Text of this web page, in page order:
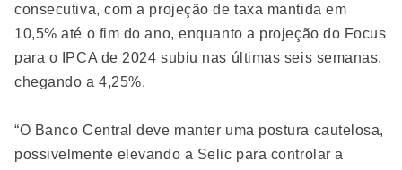
consecutiva, com a projeção de taxa mantida em
10,5% até o fim do ano, enquanto a projeção do Focus
para o IPCA de 2024 subiu nas últimas seis semanas,
chegando a 4,25%.
“O Banco Central deve manter uma postura cautelosa,
possivelmente elevando a Selic para controlar a